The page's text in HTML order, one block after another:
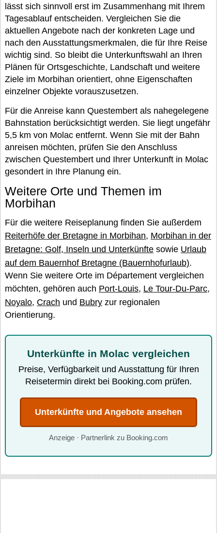
lässt sich sinnvoll erst im Zusammenhang mit Ihrem
Tagesablauf entscheiden. Vergleichen Sie die
aktuellen Angebote nach der konkreten Lage und
nach den Ausstattungsmerkmalen, die für Ihre Reise
wichtig sind. So bleibt die Unterkunftswahl an Ihren
Plänen für Ortsgeschichte, Landschaft und weitere
Ziele im Morbihan orientiert, ohne Eigenschaften
einzelner Objekte vorauszusetzen.
Für die Anreise kann Questembert als nahegelegene
Bahnstation berücksichtigt werden. Sie liegt ungefähr
5,5 km von Molac entfernt. Wenn Sie mit der Bahn
anreisen möchten, prüfen Sie den Anschluss
zwischen Questembert und Ihrer Unterkunft in Molac
gesondert in Ihre Planung ein.
Weitere Orte und Themen im
Morbihan
Für die weitere Reiseplanung finden Sie außerdem
Reiterhöfe der Bretagne in Morbihan, Morbihan in der
Bretagne: Golf, Inseln und Unterkünfte sowie Urlaub
auf dem Bauernhof Bretagne (Bauernhofurlaub).
Wenn Sie weitere Orte im Département vergleichen
möchten, gehören auch Port-Louis, Le Tour-Du-Parc,
Noyalo, Crach und Bubry zur regionalen
Orientierung.
Unterkünfte in Molac vergleichen
Preise, Verfügbarkeit und Ausstattung für Ihren
Reisetermin direkt bei Booking.com prüfen.
Unterkünfte und Angebote ansehen
Anzeige · Partnerlink zu Booking.com